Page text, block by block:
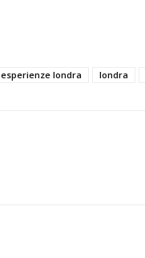
esperienze londra londra